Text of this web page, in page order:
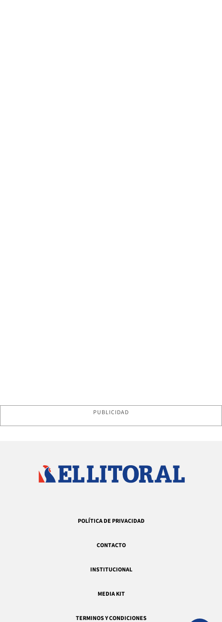
PUBLICIDAD
POLÍTICA DE PRIVACIDAD
CONTACTO
INSTITUCIONAL
MEDIA KIT
TERMINOS Y CONDICIONES